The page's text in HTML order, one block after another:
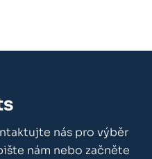
nás pro výběr
nám nebo začněte